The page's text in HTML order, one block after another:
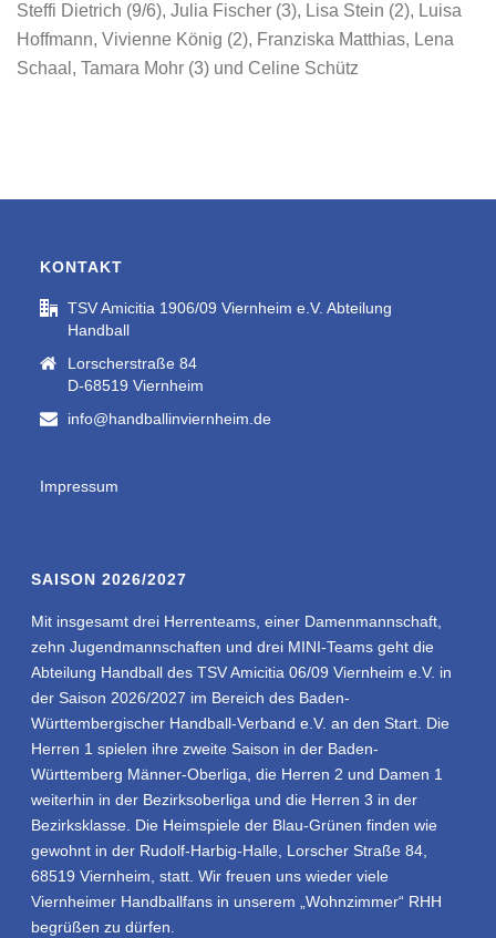
Steffi Dietrich (9/6), Julia Fischer (3), Lisa Stein (2), Luisa
Hoffmann, Vivienne König (2), Franziska Matthias, Lena
Schaal, Tamara Mohr (3) und Celine Schütz
KONTAKT
TSV Amicitia 1906/09 Viernheim e.V. Abteilung
Handball
Lorscherstraße 84
D-68519 Viernheim
info@handballinviernheim.de
Impressum
SAISON 2026/2027
Mit insgesamt drei Herrenteams, einer Damenmannschaft,
zehn Jugendmannschaften und drei MINI-Teams geht die
Abteilung Handball des TSV Amicitia 06/09 Viernheim e.V. in
der Saison 2026/2027 im Bereich des Baden-
Württembergischer Handball-Verband e.V. an den Start. Die
Herren 1 spielen ihre zweite Saison in der Baden-
Württemberg Männer-Oberliga, die Herren 2 und Damen 1
weiterhin in der Bezirksoberliga und die Herren 3 in der
Bezirksklasse. Die Heimspiele der Blau-Grünen finden wie
gewohnt in der Rudolf-Harbig-Halle, Lorscher Straße 84,
68519 Viernheim, statt. Wir freuen uns wieder viele
Viernheimer Handballfans in unserem „Wohnzimmer“ RHH
begrüßen zu dürfen.